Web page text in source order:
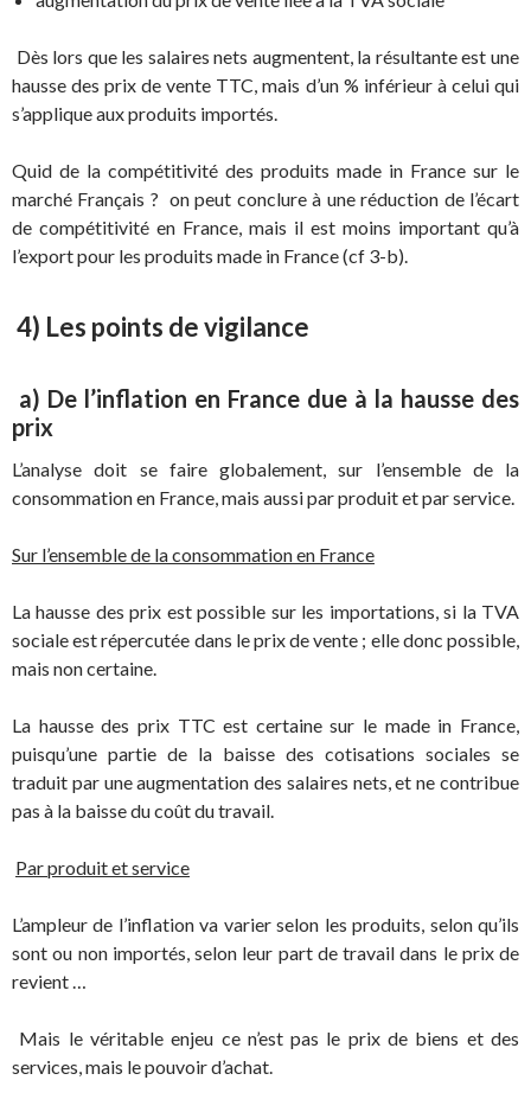
Dès lors que les salaires nets augmentent, la résultante est une
hausse des prix de vente TTC, mais d’un % inférieur à celui qui
s’applique aux produits importés.
Quid de la compétitivité des produits made in France sur le
marché Français ? on peut conclure à une réduction de l’écart
de compétitivité en France, mais il est moins important qu’à
l’export pour les produits made in France (cf 3-b).
4) Les points de vigilance
a) De l’inflation en France due à la hausse des
prix
L’analyse doit se faire globalement, sur l’ensemble de la
consommation en France, mais aussi par produit et par service.
Sur l’ensemble de la consommation en France
La hausse des prix est possible sur les importations, si la TVA
sociale est répercutée dans le prix de vente ; elle donc possible,
mais non certaine.
La hausse des prix TTC est certaine sur le made in France,
puisqu’une partie de la baisse des cotisations sociales se
traduit par une augmentation des salaires nets, et ne contribue
pas à la baisse du coût du travail.
Par produit et service
L’ampleur de l’inflation va varier selon les produits, selon qu’ils
sont ou non importés, selon leur part de travail dans le prix de
revient …
Mais le véritable enjeu ce n’est pas le prix de biens et des
services, mais le pouvoir d’achat.